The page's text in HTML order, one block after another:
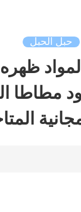
حبل الحبل
المواد
مطاطا